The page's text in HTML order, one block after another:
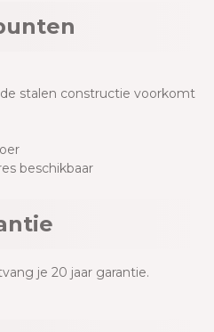
stalen constructie voorkomt
beschikbaar
je 20 jaar garantie.